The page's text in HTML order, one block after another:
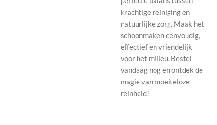
krachtige reiniging en
natuurlijke zorg. Maak het
schoonmaken eenvoudig,
effectief en vriendelijk
voor het milieu. Bestel
vandaag nog en ontdek de
magie van moeiteloze
reinheid!